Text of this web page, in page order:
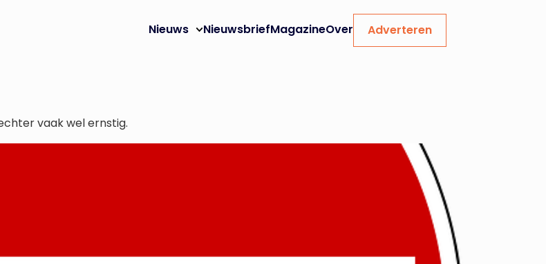
Nieuws NieuwsbriefMagazineOver Adverteren
vaak wel ernstig.